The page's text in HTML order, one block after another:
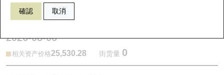
確認 取消
2026-08-06
相关资产价格25,530.28 街货量 0
认股证到期结算价查找
认股证分析仪
正股牛熊证列表
新发行瑞银牛熊证
资金流
街货统计
国指成份股
科指成份股
认股证投资者教育
牛熊证投资者教育